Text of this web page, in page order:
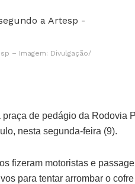
– Imagem: Divulgação/
de pedágio da Rodovia
nesta segunda-feira (9).
fizeram motoristas e
para tentar arrombar o